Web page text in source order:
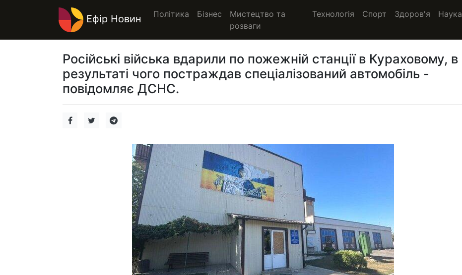
Ефір Новин Політика Бізнес
Мистецтво та
розваги
Технологія Спорт Здоров'я Наука
Російські війська вдарили по пожежній станції в Кураховому, в
результаті чого постраждав спеціалізований автомобіль -
повідомляє ДСНС.